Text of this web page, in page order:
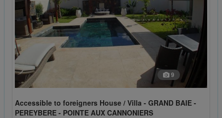
9
Accessible to foreigners House / Villa - GRAND BAIE -
PEREYBERE - POINTE AUX CANNONIERS